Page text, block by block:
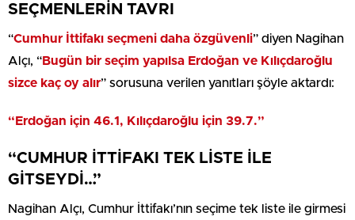
SEÇMENLERİN TAVRI
“Cumhur İttifakı seçmeni daha özgüvenli” diyen Nagihan
Alçı, “Bugün bir seçim yapılsa Erdoğan ve Kılıçdaroğlu
sizce kaç oy alır” sorusuna verilen yanıtları şöyle aktardı:
“Erdoğan için 46.1, Kılıçdaroğlu için 39.7.”
“CUMHUR İTTİFAKI TEK LİSTE İLE
GİTSEYDİ…”
Nagihan Alçı, Cumhur İttifakı’nın seçime tek liste ile girmesi